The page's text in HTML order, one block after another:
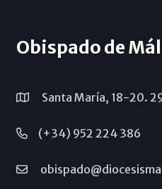
Obispado de
Santa María, 18-20.
(+34) 952 224 386